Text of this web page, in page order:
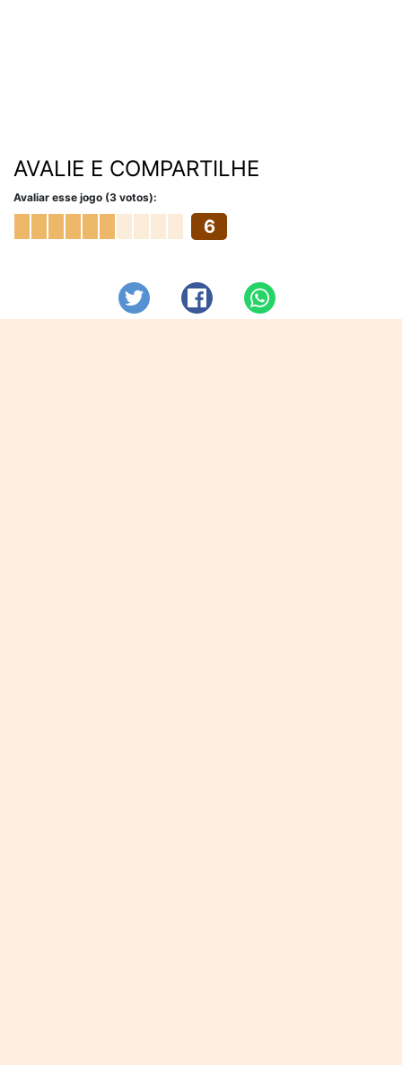
AVALIE E COMPARTILHE
Avaliar esse jogo (3 votos):
6